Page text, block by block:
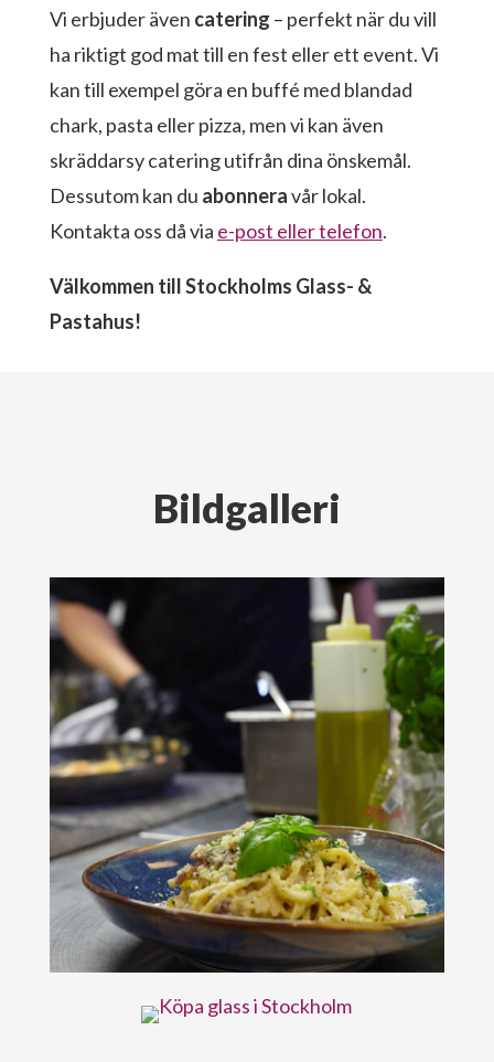
Vi erbjuder även catering – perfekt när du vill
ha riktigt god mat till en fest eller ett event. Vi
kan till exempel göra en buffé med blandad
chark, pasta eller pizza, men vi kan även
skräddarsy catering utifrån dina önskemål.
Dessutom kan du abonneravår lokal.
Kontakta oss då via e-post eller telefon.
Välkommen till Stockholms Glass- &
Pastahus!
Bildgalleri